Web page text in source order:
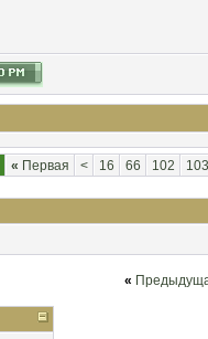
« Первая < 16 66 102 103
«